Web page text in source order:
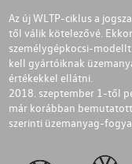
Az új WLTP-ciklus a
től válik kötelezővé.
személygépkocsi-
kell gyártóiknak
értékekkel ellátni.
2018. szeptember 1-től
már korábban
szerinti üzemanyag-